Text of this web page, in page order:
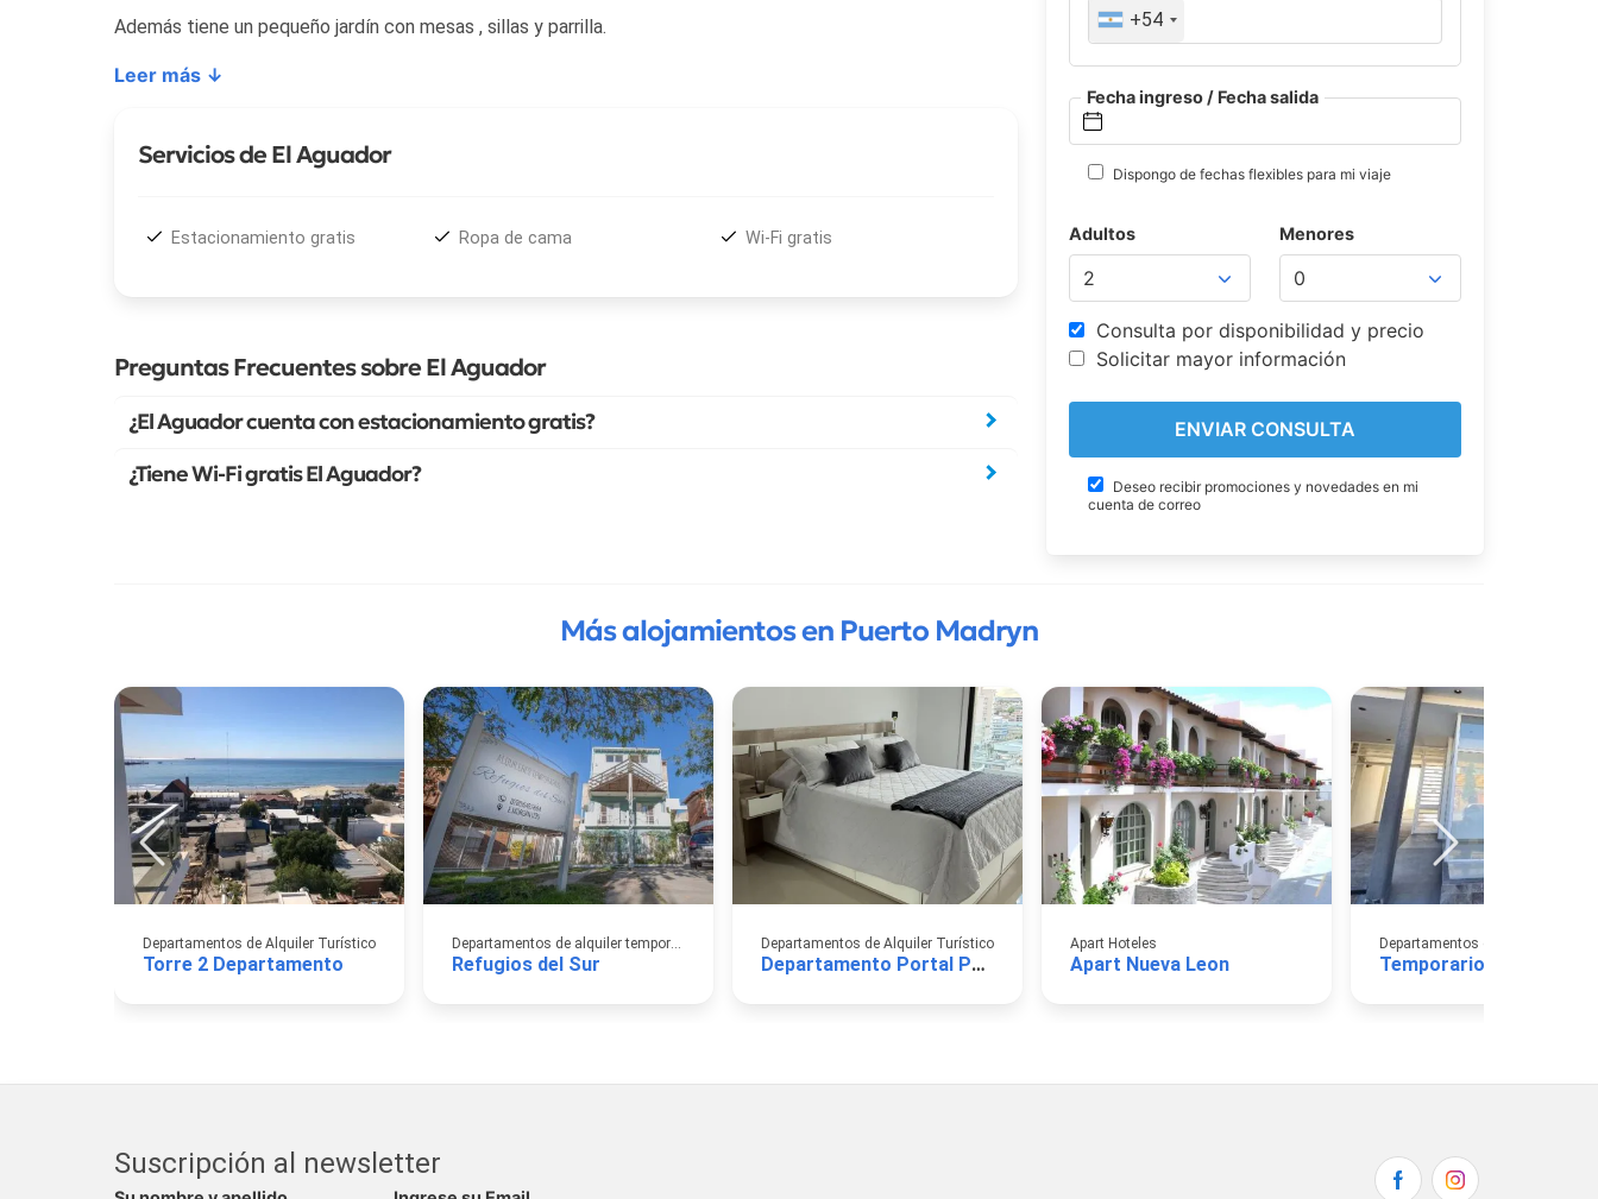
Además tiene un pequeño jardín con mesas , sillas y parrilla.
Leer más ↓
Servicios de El Aguador
Estacionamiento gratis Ropa de cama Wi-Fi gratis
Preguntas Frecuentes sobre El Aguador
¿El Aguador cuenta con estacionamiento gratis?
¿Tiene Wi-Fi gratis El Aguador?
+54
Fecha ingreso / Fecha salida
Dispongo de fechas flexibles para mi viaje
Adultos Menores
Consulta por disponibilidad y precio
Solicitar mayor información
Deseo recibir promociones y novedades en mi
cuenta de correo
Más alojamientos en Puerto Madryn
Departamentos de Alquiler Turístico
Torre 2 Departamento Refugios del Sur
Departamentos de Alquiler Turístico
Departamento Portal Patagonico
Apart Hoteles
Apart Nueva Leon Temporarios Madryn
Suscripción al newsletter